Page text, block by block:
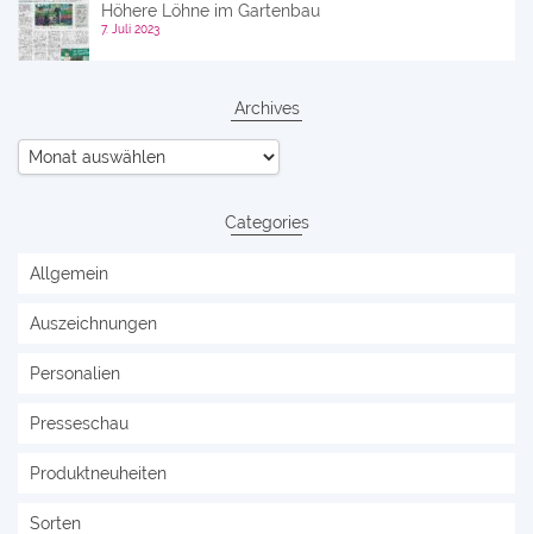
Höhere Löhne im Gartenbau
7. Juli 2023
Archives
Archives
Categories
Allgemein
Auszeichnungen
Personalien
Presseschau
Produktneuheiten
Sorten